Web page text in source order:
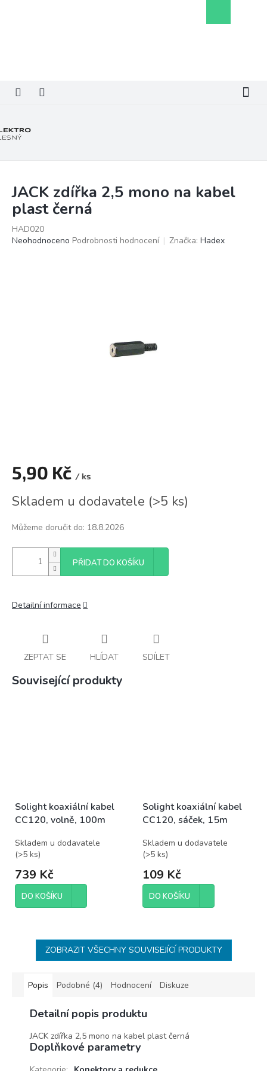
košík
JACK zdířka 2,5 mono na kabel
plast černá
HAD020
Průměrné
Neohodnoceno Podrobnosti hodnocení Značka: Hadex
5,90 Kč / ks
cena:
Skladem u dodavatele (>5 ks)
Můžeme doručit do: 18.8.2026
PŘIDAT DO KOŠÍKU
Detailní informace
ZEPTAT SE HLÍDAT SDÍLET
Související produkty
Solight koaxiální kabel
CC120, volně, 100m
Skladem u dodavatele
(>5 ks)
739 Kč
DO KOŠÍKU
Solight koaxiální kabel
CC120, sáček, 15m
Skladem u dodavatele
(>5 ks)
109 Kč
DO KOŠÍKU
ZOBRAZIT VŠECHNY SOUVISEJÍCÍ PRODUKTY
Popis Podobné (4) Hodnocení Diskuze
Detailní popis produktu
JACK zdířka 2,5 mono na kabel plast černá
Doplňkové parametry